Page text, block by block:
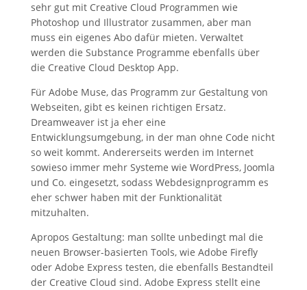
sehr gut mit Creative Cloud Programmen wie
Photoshop und Illustrator zusammen, aber man
muss ein eigenes Abo dafür mieten. Verwaltet
werden die Substance Programme ebenfalls über
die Creative Cloud Desktop App.
Für Adobe Muse, das Programm zur Gestaltung von
Webseiten, gibt es keinen richtigen Ersatz.
Dreamweaver ist ja eher eine
Entwicklungsumgebung, in der man ohne Code nicht
so weit kommt. Andererseits werden im Internet
sowieso immer mehr Systeme wie WordPress, Joomla
und Co. eingesetzt, sodass Webdesignprogramm es
eher schwer haben mit der Funktionalität
mitzuhalten.
Apropos Gestaltung: man sollte unbedingt mal die
neuen Browser-basierten Tools, wie Adobe Firefly
oder Adobe Express testen, die ebenfalls Bestandteil
der Creative Cloud sind. Adobe Express stellt eine